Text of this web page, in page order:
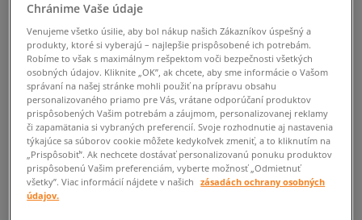
Je rozhodnutie o vypísaní konečné?
Strácate možnosť hodnotiť v budúcnosti.
Áno
Nie
SPÄŤ
Chránime Vaše údaje
Venujeme všetko úsilie, aby bol nákup našich Zákazníkov úspešný a
produkty, ktoré si vyberajú – najlepšie prispôsobené ich potrebám.
Robíme to však s maximálnym rešpektom voči bezpečnosti všetkých
osobných údajov. Kliknite „OK”, ak chcete, aby sme informácie o Vašom
správaní na našej stránke mohli použiť na prípravu obsahu
personalizovaného priamo pre Vás, vrátane odporúčaní produktov
prispôsobených Vašim potrebám a záujmom, personalizovanej reklamy
či zapamätania si vybraných preferencií. Svoje rozhodnutie aj nastavenia
týkajúce sa súborov cookie môžete kedykoľvek zmeniť, a to kliknutím na
„Prispôsobiť”. Ak nechcete dostávať personalizovanú ponuku produktov
prispôsobenú Vašim preferenciám, vyberte možnosť „Odmietnuť
všetky”. Viac informácií nájdete v našich
zásadách ochrany osobných
údajov.